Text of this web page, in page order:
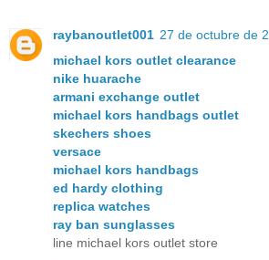
raybanoutlet001 27 de octubre de
michael kors outlet clearance
nike huarache
armani exchange outlet
michael kors handbags outlet
skechers shoes
versace
michael kors handbags
ed hardy clothing
replica watches
ray ban sunglasses
line michael kors outlet store